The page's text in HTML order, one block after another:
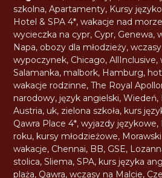
szkolna,Apartamenty, Kursy
Hotel & SPA 4*,wakacje nad
wycieczka na cypr, Cypr, Genewa,
Napa, obozy dla młodzieży,
wypoczynek, Chicago,AllInclusive,
Salamanka, malbork, Hamburg,
wakacje rodzinne,The Royal
narodowy, język angielski,Wiedeń,
Austria, uk, zielona szkoła, kurs
Qawra Place 4*,wyjazdy językowe,
roku, kursy młodzieżowe,
wakacje, Chennai, BB, GSE,
stolica,Sliema,SPA, kurs języka
plaża, Qawra,wczasy na Malcie,